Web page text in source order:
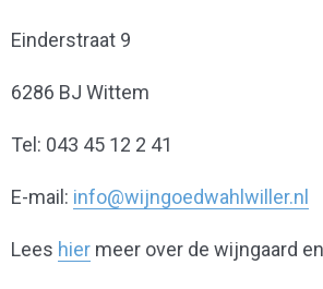
Einderstraat 9
6286 BJ Wittem
Tel: 043 45 12 2 41
E-mail: info@wijngoedwahlwiller.nl
Lees hier meer over de wijngaard